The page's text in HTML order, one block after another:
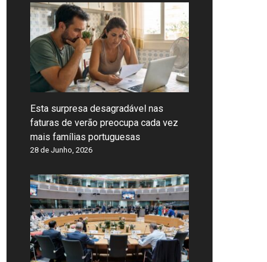
Esta surpresa desagradável nas
faturas de verão preocupa cada vez
mais famílias portuguesas
28 de Junho, 2026